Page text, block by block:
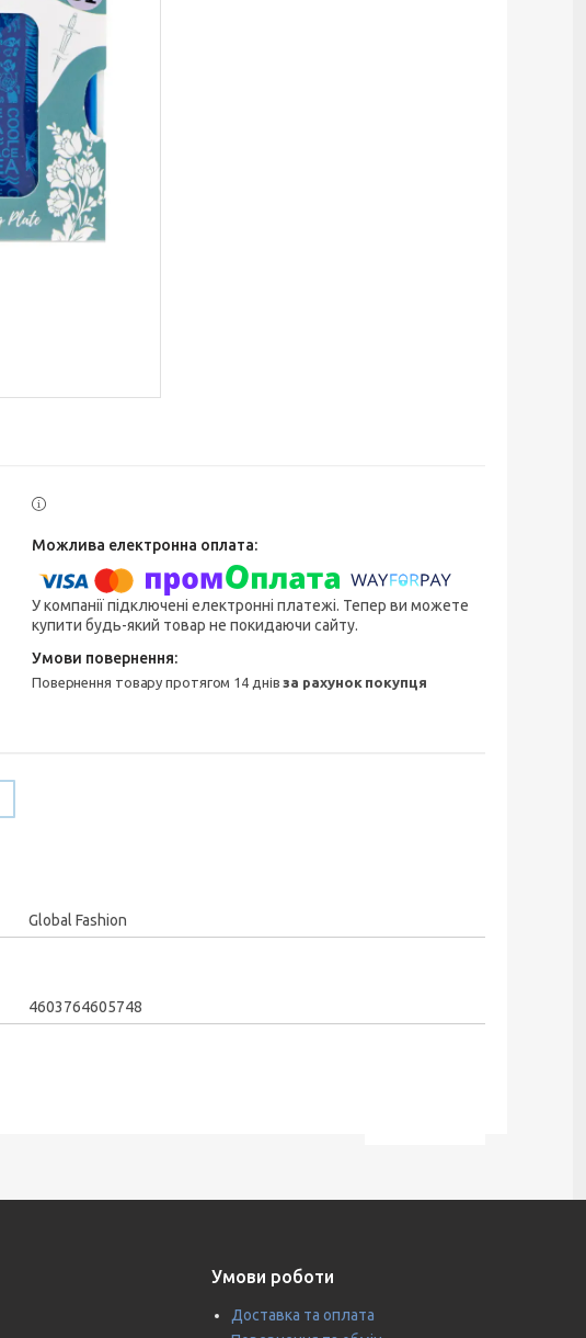
У компанії підключені електронні платежі. Тепер ви можете
купити будь-який товар не покидаючи сайту.
повернення товару протягом 14 днівза рахунок покупця
Global Fashion
4603764605748
Умови роботи
Доставка та оплата